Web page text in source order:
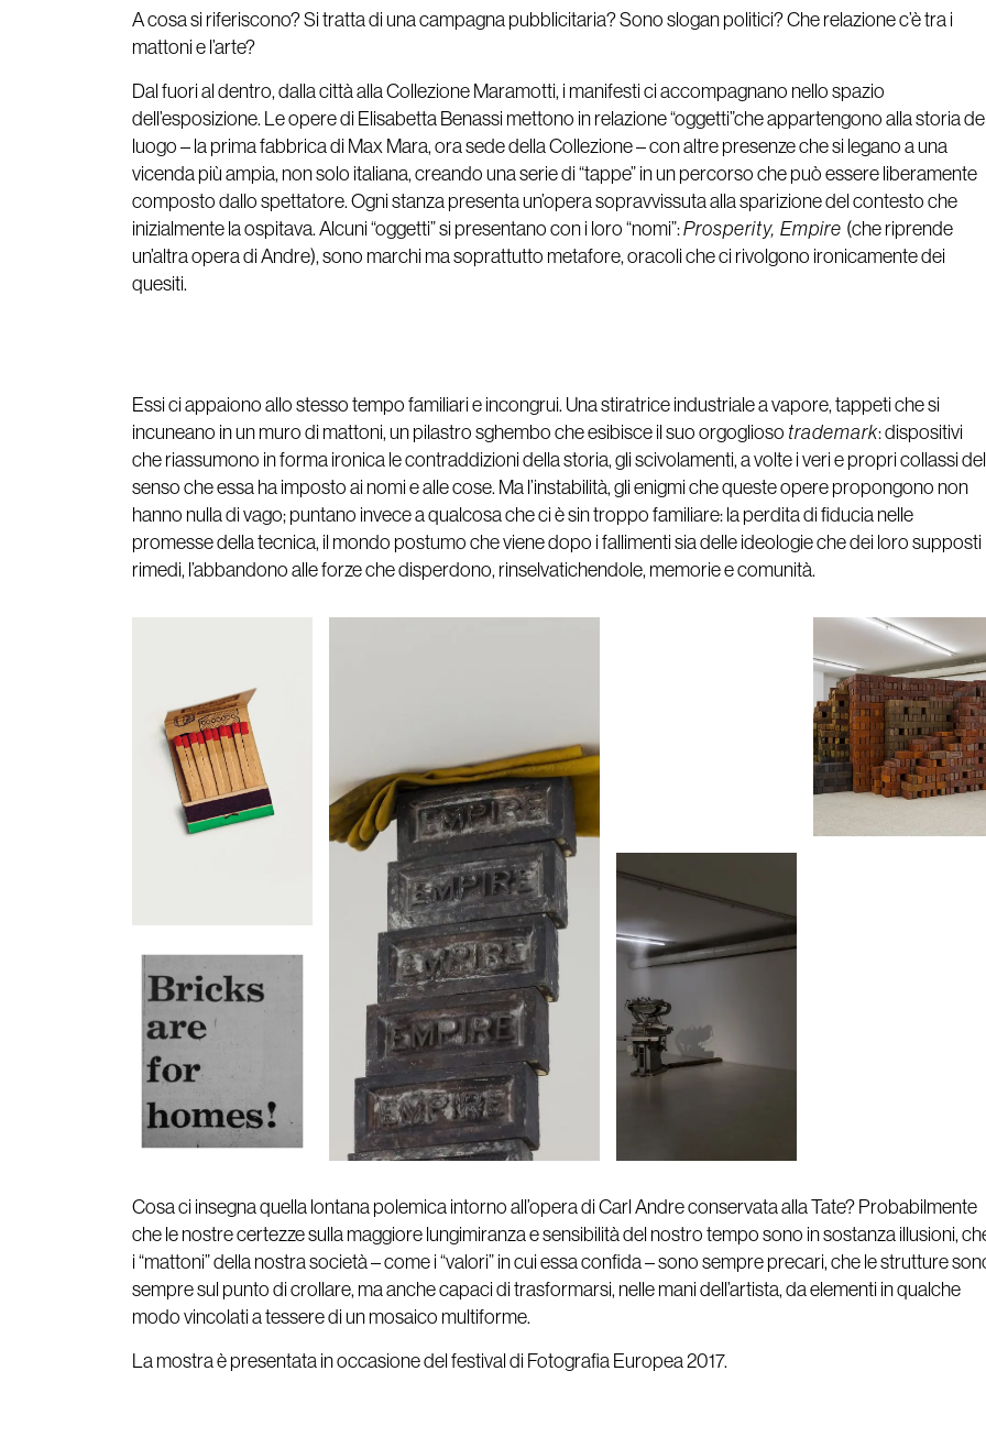
A cosa si riferiscono? Si tratta di una campagna pubblicitaria? Sono slogan politici? Che relazione c’è tra i
mattoni e l’arte?
Dal fuori al dentro, dalla città alla Collezione Maramotti, i manifesti ci accompagnano nello spazio
dell’esposizione. Le opere di Elisabetta Benassi mettono in relazione “oggetti”che appartengono alla storia
luogo – la prima fabbrica di Max Mara, ora sede della Collezione – con altre presenze che si legano a una
vicenda più ampia, non solo italiana, creando una serie di “tappe” in un percorso che può essere liberamente
composto dallo spettatore. Ogni stanza presenta un’opera sopravvissuta alla sparizione del contesto che
inizialmente la ospitava. Alcuni “oggetti” si presentano con i loro “nomi”:Prosperity, Empire (che riprende
un’altra opera di Andre), sono marchi ma soprattutto metafore, oracoli che ci rivolgono ironicamente dei
quesiti.
Essi ci appaiono allo stesso tempo familiari e incongrui. Una stiratrice industriale a vapore, tappeti che si
incuneano in un muro di mattoni, un pilastro sghembo che esibisce il suo orgoglioso trademark: dispositivi
che riassumono in forma ironica le contraddizioni della storia, gli scivolamenti, a volte i veri e propri collassi del
senso che essa ha imposto ai nomi e alle cose. Ma l’instabilità, gli enigmi che queste opere propongono non
hanno nulla di vago; puntano invece a qualcosa che ci è sin troppo familiare: la perdita di fiducia nelle
promesse della tecnica, il mondo postumo che viene dopo i fallimenti sia delle ideologie che dei loro supposti
rimedi, l’abbandono alle forze che disperdono, rinselvatichendole, memorie e comunità.
Cosa ci insegna quella lontana polemica intorno all’opera di Carl Andre conservata alla Tate? Probabilmente
che le nostre certezze sulla maggiore lungimiranza e sensibilità del nostro tempo sono in sostanza illusioni,
i “mattoni” della nostra società – come i “valori” in cui essa confida – sono sempre precari, che le strutture
sempre sul punto di crollare, ma anche capaci di trasformarsi, nelle mani dell’artista, da elementi in qualche
modo vincolati a tessere di un mosaico multiforme.
La mostra è presentata in occasione del festival di Fotografia Europea 2017.